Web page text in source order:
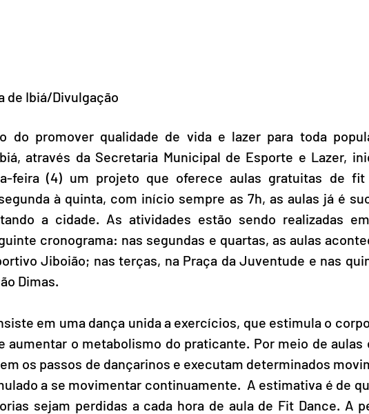
de Ibiá/Divulgação
do promover qualidade de vida e lazer para toda
através da Secretaria Municipal de Esporte e Lazer,
feira (4) um projeto que oferece aulas gratuitas de fit
à quinta, com início sempre as 7h, as aulas já é
a cidade. As atividades estão sendo realizadas
cronograma: nas segundas e quartas, as aulas
Jiboião; nas terças, na Praça da Juventude e nas
Dimas.
em uma dança unida a exercícios, que estimula o
aumentar o metabolismo do praticante. Por meio de aulas
os passos de dançarinos e executam determinados
a se movimentar continuamente.  A estimativa é de
sejam perdidas a cada hora de aula de Fit Dance. A